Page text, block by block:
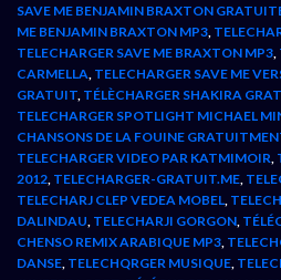
SAVE ME BENJAMIN BRAXTON
ME BENJAMIN BRAXTON MP3,
TELECHARGER SAVE ME BRAXTON MP3,
CARMELLA, TELECHARGER SAVE ME
GRATUIT, TÉLÈCHARGER SHAKIRA
TELECHARGER SPOTLIGHT MICHAEL
CHANSONS DE LA FOUINE
TELECHARGER VIDEO PAR KATMIMOIR,
2012, TELECHARGER-GRATUIT.ME,
TELECHARJ CLEP VEDEA MOBEL,
DALINDAU, TELECHARJI GORGON,
CHENSO REMIX ARABIQUE MP3,
DANSE, TELECHQRGER MUSIQUE,